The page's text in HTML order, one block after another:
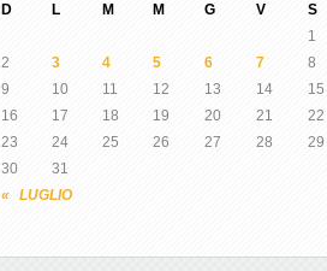
D L M M G V S
« LUGLIO
1
2
3 4 5 6 7
8
9
10 11 12 13 14
15
16
17 18 19 20 21
22
23
24 25 26 27 28
29
30
31